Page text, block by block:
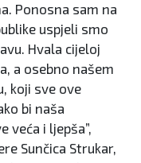
Ponosna sam na
uspjeli smo
Hvala cijeloj
a osebno našem
koji sve ove
bi naša
veća i ljepša”,
Sunčica Strukar,